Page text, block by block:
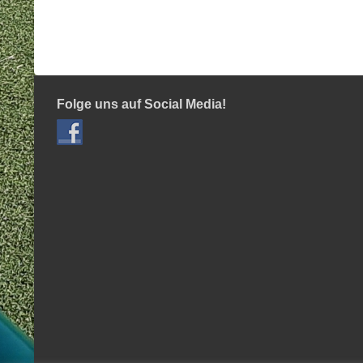
Folge uns auf Social Media!